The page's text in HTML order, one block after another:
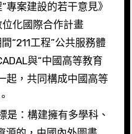
專案建設的若干意見》
化國際合作計畫
間“211工程”公共服務體
與“中國高等教育
起，共同構成中國高等
是：構建擁有多學科、